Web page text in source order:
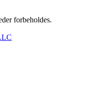
forbeholdes.